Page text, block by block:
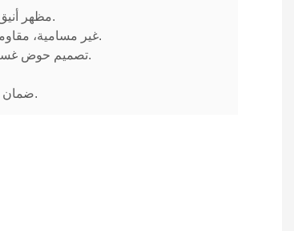
1. مظهر أنيق وملمس ناعم الملمس.
2. غير مسامية، مقاومة للبقع، متينة ومتجددة.
3. تصميم حوض غسيل إيطالي عالي الجودة.
5. ضمان الجودة لمدة 10 سنوات.